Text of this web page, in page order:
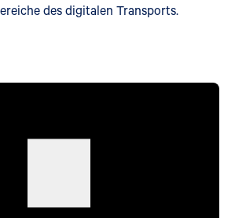
des digitalen Transports.